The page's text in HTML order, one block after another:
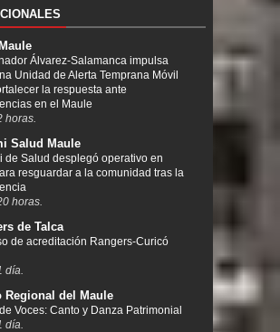
Álvarez-Salamanca impulsa
Unidad de Alerta Temprana Móvil
la respuesta ante
en el Maule
horas.
Salud Maule
de Salud desplegó operativo en
resguardar a la comunidad tras la
horas.
de Talca
de acreditación Rangers-Curicó
día.
Regional del Maule
Voces: Canto y Danza Patrimonial
día.